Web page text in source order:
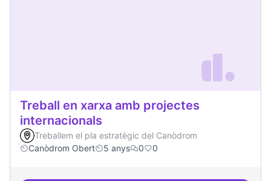
Treball en xarxa amb projectes
internacionals
Treballem el pla estratègic del Canòdrom
Canòdrom Obert
5 anys 0 0